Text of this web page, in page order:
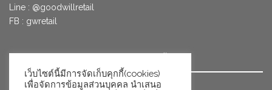
Line : @goodwillretail
FB : gwretail
นโยบายข้อมูลส่วนบุคคล
เว็บไซต์นี้มีการจัดเก็บคุกกี้(cookies)
เพื่อจัดการข้อมูลส่วนบุคคล นำเสนอ